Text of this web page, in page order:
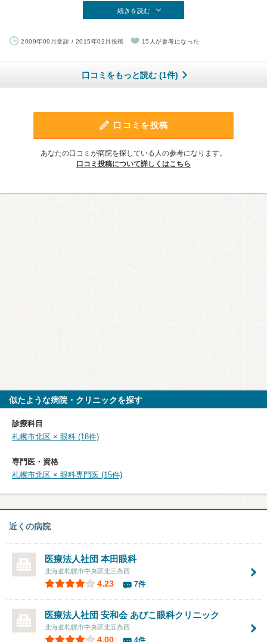
続きを読む
2009年09月受診 / 2015年02月投稿 15人が参考になった
口コミをもっと読む (1件)
口コミを投稿
あなたの口コミが病院を探している人の参考になります。
口コミ投稿について詳しくはこちら
似たような病院・クリニックを探す
診療科目
札幌市北区 × 眼科 (18件)
専門医・資格
札幌市北区 × 眼科専門医 (15件)
近くの病院
医療法人社団 本田眼科
北海道札幌市中央区北三条西
4.23 7件
医療法人社団 安和会 あびこ眼科クリニック
北海道札幌市中央区北五条西
4.00 4件